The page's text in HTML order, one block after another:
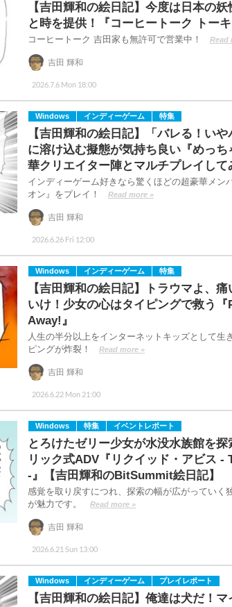
【吉田輝和の絵日記】今度は日本の
と時を提供！『コーヒートーク トーキ
コーヒートーク 吉田家も無許可で営業中！ Read
2026.7.6 Mon 18:00
吉田 輝和
Windows インディーゲーム 特集
【吉田輝和の絵日記】「バレる！い
に溶け込む擬態が気持ち良い『めっ
華クリエイター陣とマルチプレイして
インディーゲーム好きなら驚くほどの超豪華メン
オン』をプレイ！
Read more »
2026.6.26 Fri 12:00
吉田 輝和
Windows インディーゲーム 特集
【吉田輝和の絵日記】トラウマよ、
いけ！少女の心はタイピングで救う
Away!』
人生の半分以上をインターネットキッズとして生
ピングが炸裂！
Read more »
2026.6.22 Mon 21:00
吉田 輝和
Windows 特集 イベントレポート
とろけたゼリー少女が水没水族館を
リック式ADV『リクイッド・アビス -
-』【吉田輝和のBitSummit絵日記】
感覚を取り戻すにつれ、探索の幅が広がっていく
が魅力です。
Read more »
2026.6.21 Sun 13:00
吉田 輝和
Windows インディーゲーム プレイレポート
【吉田輝和の絵日記】俺達は犬だ！